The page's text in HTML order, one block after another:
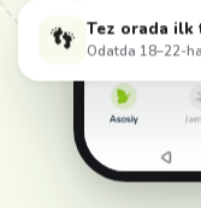
👣 Tez orada
Odatda 18–22-